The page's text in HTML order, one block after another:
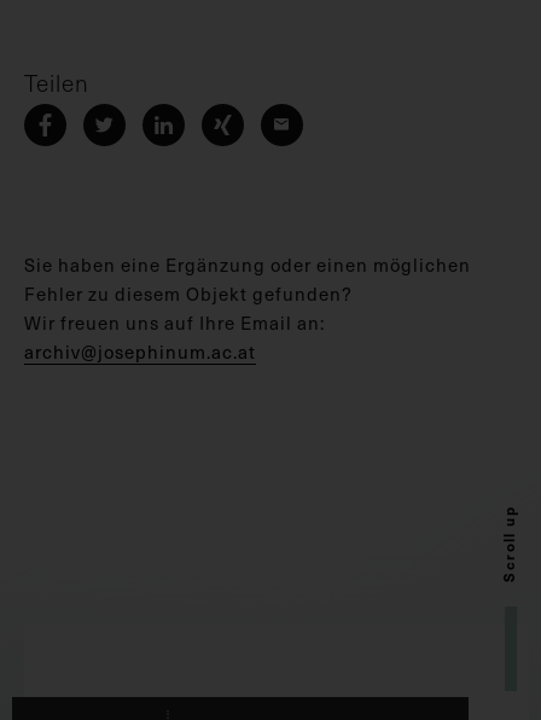
Teilen
Sie haben eine Ergänzung oder einen möglichen
Fehler zu diesem Objekt gefunden?
Wir freuen uns auf Ihre Email an:
archiv@josephinum.ac.at
Scroll up